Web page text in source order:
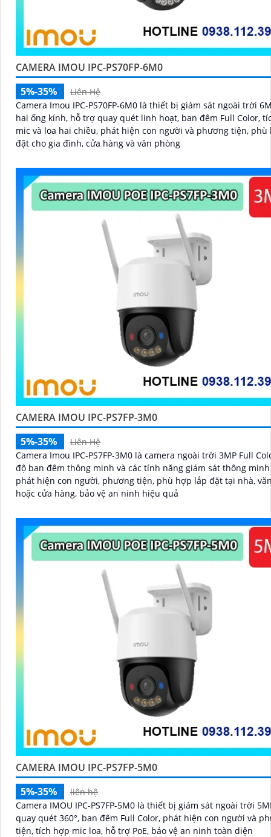
CAMERA IMOU IPC-PS70FP-6M0
5%-35%
Liên Hệ
Camera Imou IPC-PS70FP-6M0 là thiết bị giám sát ngoài trời
hai ống kính, hỗ trợ quay quét linh hoạt, ban đêm Full Color,
mic và loa hai chiều, phát hiện con người và phương tiện, phù
đặt cho gia đình, cửa hàng và văn phòng
CAMERA IMOU IPC-PS7FP-3M0
5%-35%
Liên Hệ
Camera Imou IPC-PS7FP-3M0 là camera ngoài trời 3MP Full
độ ban đêm thông minh và các tính năng giám sát thông
phát hiện con người, phương tiện, phù hợp lắp đặt tại nhà,
hoặc cửa hàng, bảo vệ an ninh hiệu quả
CAMERA IMOU IPC-PS7FP-5M0
5%-35%
liên hệ
Camera IMOU IPC-PS7FP-5M0 là thiết bị giám sát ngoài trời
quay quét 360°, ban đêm Full Color, phát hiện con người và
tiện, tích hợp mic loa, hỗ trợ PoE, bảo vệ an ninh toàn diện